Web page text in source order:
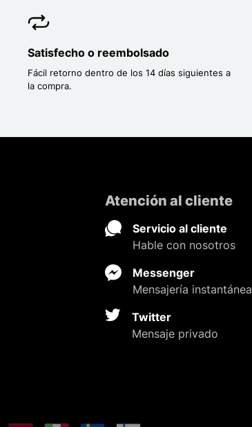
Satisfecho o reembolsado
Fácil retorno dentro de los 14 días siguientes a
la compra.
Atención al cliente
Servicio al cliente
Hable con nosotros
Messenger
Mensajería instantánea
Twitter
Mensaje privado